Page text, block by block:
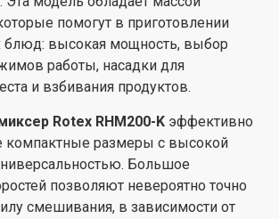
помогут в приготовлении
блюд: высокая мощность, выбор
работы, насадки для
и взбивания продуктов.
Rotex RHM200-K эффективно
компактные размеры с высокой
Большое
позволяют невероятно точно
смешивания, в зависимости от